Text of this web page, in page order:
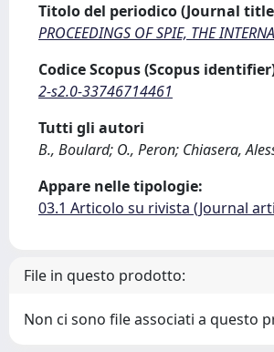
Titolo del periodico (Journal
PROCEEDINGS OF SPIE, THE
Codice Scopus (Scopus
2-s2.0-33746714461
Tutti gli autori
B., Boulard; O., Peron; Chiasera,
Appare nelle tipologie:
03.1 Articolo su rivista (Journal
File in questo prodotto:
Non ci sono file associati a questo